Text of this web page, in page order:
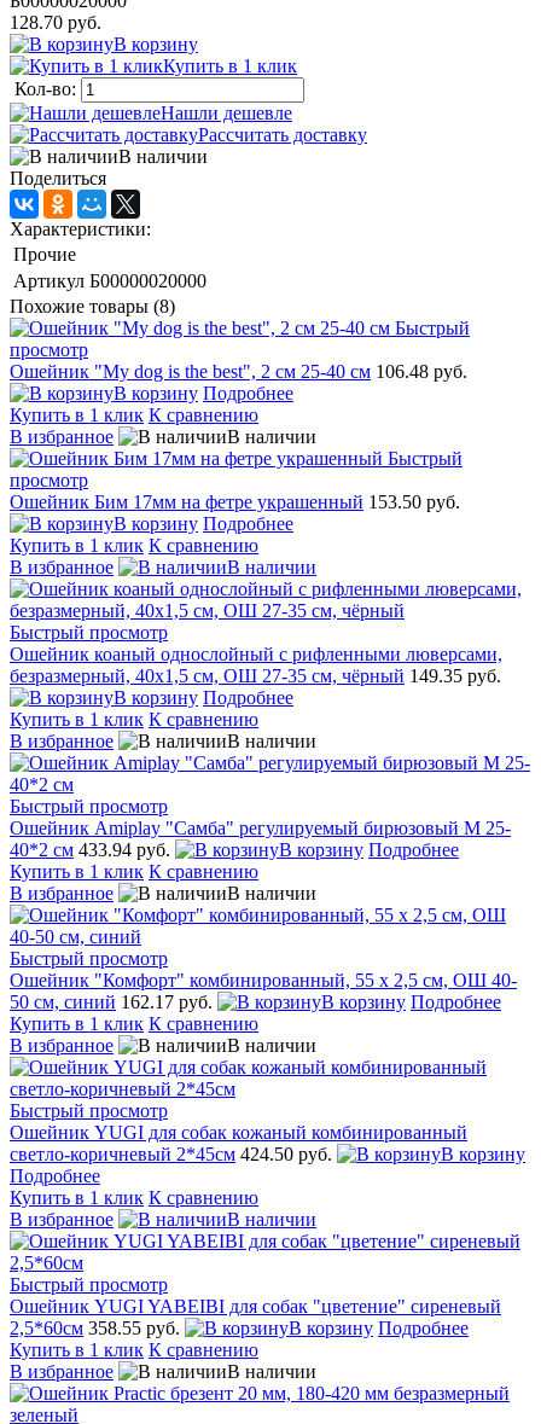
128.70 руб.
В корзину
Купить в 1 клик
Кол-во:
Нашли дешевле
Рассчитать доставку
В наличии
Поделиться
Характеристики:
Прочие
Артикул Б00000020000
Похожие товары (8)
Быстрый
просмотр
Ошейник "Мy dog is the best", 2 см 25-40 см 106.48 руб.
В корзину Подробнее
Купить в 1 клик К сравнению
В избранное
В наличии
Быстрый
просмотр
Ошейник Бим 17мм на фетре украшенный 153.50 руб.
В корзину Подробнее
Купить в 1 клик К сравнению
В избранное
В наличии
Быстрый просмотр
Ошейник коаный однослойный с рифленными люверсами,
безразмерный, 40х1,5 см, ОШ 27-35 см, чёрный 149.35 руб.
В корзину Подробнее
Купить в 1 клик К сравнению
В избранное
В наличии
Быстрый просмотр
Ошейник Amiplay "Самба" регулируемый бирюзовый М 25-
40*2 см 433.94 руб. В корзину Подробнее
Купить в 1 клик К сравнению
В избранное
В наличии
Быстрый просмотр
Ошейник "Комфорт" комбинированный, 55 х 2,5 см, ОШ 40-
50 см, синий 162.17 руб. В корзину Подробнее
Купить в 1 клик К сравнению
В избранное
В наличии
Быстрый просмотр
Ошейник YUGI для собак кожаный комбинированный
светло-коричневый 2*45см 424.50 руб.
В корзину
Подробнее
Купить в 1 клик К сравнению
В избранное
В наличии
Быстрый просмотр
Ошейник YUGI YABEIBI для собак "цветение" сиреневый
2,5*60см 358.55 руб. В корзину Подробнее
Купить в 1 клик К сравнению
В избранное
В наличии